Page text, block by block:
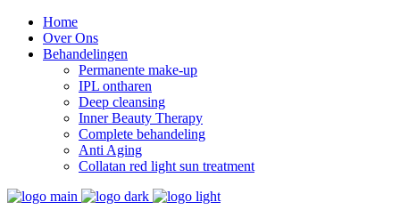
Home
Over Ons
Behandelingen
Permanente make-up
IPL ontharen
Deep cleansing
Inner Beauty Therapy
Complete behandeling
Anti Aging
Collatan red light sun treatment